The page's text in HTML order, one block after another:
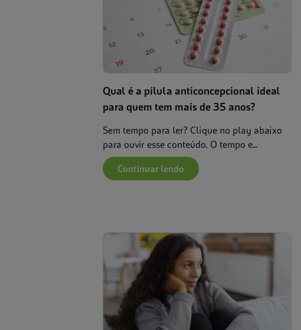
Qual é a pílula anticoncepcional ideal
para quem tem mais de 35 anos?
Sem tempo para ler? Clique no play abaixo
para ouvir esse conteúdo. O tempo e...
Continuar lendo